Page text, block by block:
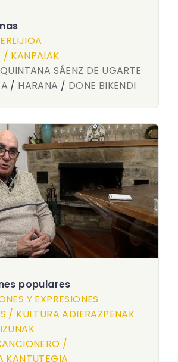
/ KANPAIAK
SÁENZ DE UGARTE
/ HARANA / DONE BIKENDI
populares
Y EXPRESIONES
/ KULTURA ADIERAZPENAK
/
KANTUTEGIA